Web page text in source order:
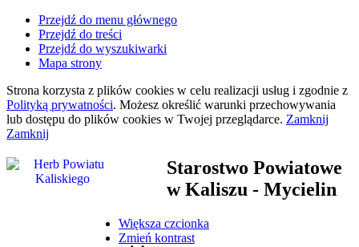
Przejdź do menu głównego
Przejdź do treści
Przejdź do wyszukiwarki
Mapa strony
Strona korzysta z plików cookies w celu realizacji usług i zgodnie z
Polityką prywatności. Możesz określić warunki przechowywania
lub dostępu do plików cookies w Twojej przeglądarce. Zamknij
Zamknij
Starostwo Powiatowe
w Kaliszu - Mycielin
Większa czcionka
Zmień kontrast